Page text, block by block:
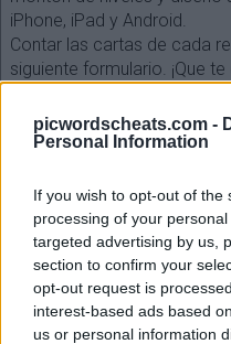
picwordscheats.com -
Personal Information
If you wish to opt-out of
processing of your
targeted advertising by us,
section to confirm your
opt-out request is
interest-based ads based
us or personal information
iPhone, iPad y Android.
Contar las cartas de cada
siguiente formulario. ¡Que te
Responder:música,